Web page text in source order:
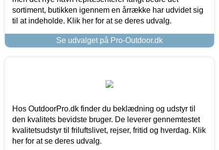
sortiment, butikken igennem en årrække har udvidet sig
til at indeholde. Klik her for at se deres udvalg.
Se udvalget på Pro-Outdoor.dk
Hos OutdoorPro.dk finder du beklædning og udstyr til
den kvalitets bevidste bruger. De leverer gennemtestet
kvalitetsudstyr til friluftslivet, rejser, fritid og hverdag. Klik
her for at se deres udvalg.